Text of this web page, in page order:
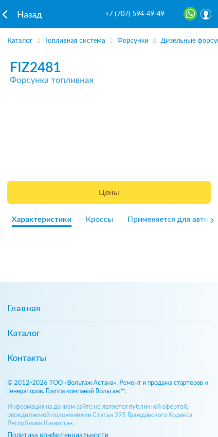
Назад +7 (707) 594-49-49
Каталог Топливная система Форсунки Дизельные
FIZ2481
Форсунка топливная
Цены
Характеристики Кроссы Применяется для авто
Главная
Каталог
Контакты
© 2012-2026 ТОО «Вольтаж Астана». Ремонт и продажа стартеров и
генераторов. Группа компаний Вольтаж™.
Информация на данном сайте не является публичной офертой,
определяемой положениями Статьи 395 Гражданского Кодекса
Республики Казахстан.
Политика конфиденциальности